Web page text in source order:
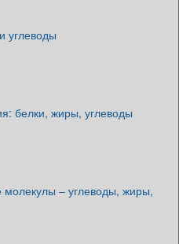
углеводы
белки, жиры, углеводы
молекулы – углеводы, жиры,